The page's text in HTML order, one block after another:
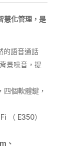
慧化管理，是
的語音通話
景噪音，提
個軟體鍵，
（ E350）
、